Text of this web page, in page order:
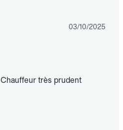
03/10/2025
très prudent